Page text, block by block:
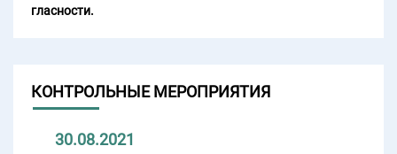
гласности.
КОНТРОЛЬНЫЕ МЕРОПРИЯТИЯ
30.08.2021